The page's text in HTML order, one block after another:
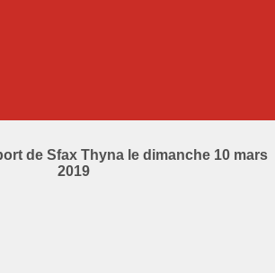
de Sfax Thyna le dimanche 10 mars
2019